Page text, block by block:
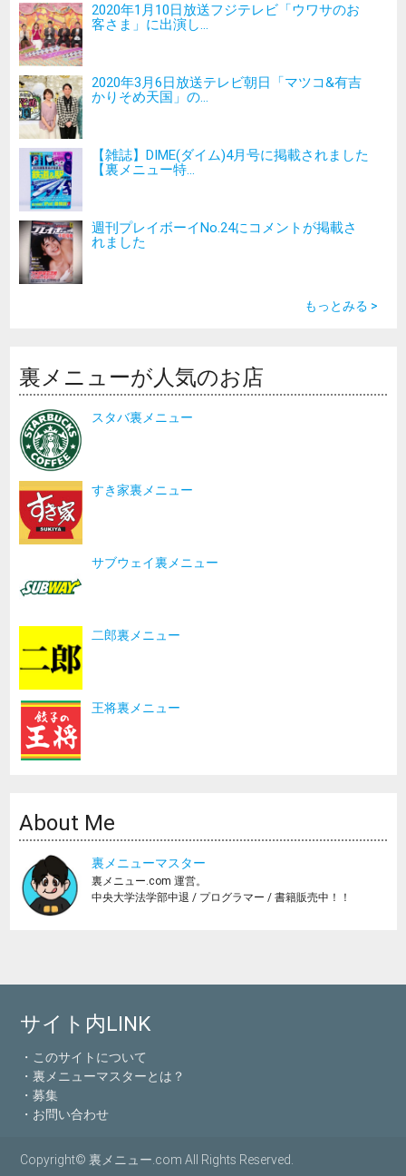
2020年1月10日放送フジテレビ「ウワサのお
客さま」に出演し...
2020年3月6日放送テレビ朝日「マツコ&有吉
かりそめ天国」の...
【雑誌】DIME(ダイム)4月号に掲載されました
【裏メニュー特...
週刊プレイボーイNo.24にコメントが掲載さ
れました
もっとみる >
裏メニューが人気のお店
スタバ裏メニュー
すき家裏メニュー
サブウェイ裏メニュー
二郎裏メニュー
王将裏メニュー
About Me
裏メニューマスター
裏メニュー.com 運営。
中央大学法学部中退 / プログラマー / 書籍販売中！！
サイト内LINK
・このサイトについて
・裏メニューマスターとは？
・募集
・お問い合わせ
Copyright© 裏メニュー.com All Rights Reserved.